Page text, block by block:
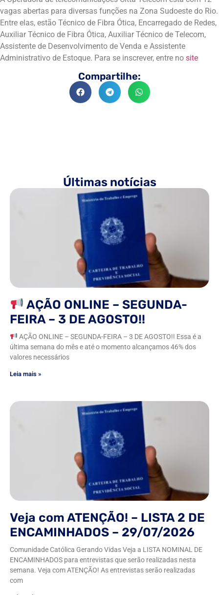
vagas abertas para diversas funções na Zona Sudoeste do Rio.
Entre elas, estão Técnico de Fibra Ótica, Encarregado de Redes,
Auxiliar Técnico de Fibra Ótica, Auxiliar Técnico de Telecom,
Assistente de Desenvolvimento de Venda e Assistente
Administrativo de Estoque. Para se inscrever, entre no site
Compartilhe:
Últimas notícias
AÇÃO ONLINE – SEGUNDA-
FEIRA – 3 DE AGOSTO!!
AÇÃO ONLINE – SEGUNDA-FEIRA – 3 DE AGOSTO!! Essa é a
última semana do mês e até o momento alcançamos 46% dos
valores necessários
Leia mais »
Veja com ATENÇÃO! – LISTA 2 DE
ENCAMINHADOS – 29/07/2026
Comunidade Católica Gerando Vidas Veja a LISTA NOMINAL DE
ENCAMINHADOS para entrevistas que serão realizadas nesta
semana. Veja com ATENÇÃO! As entrevistas serão realizadas
com